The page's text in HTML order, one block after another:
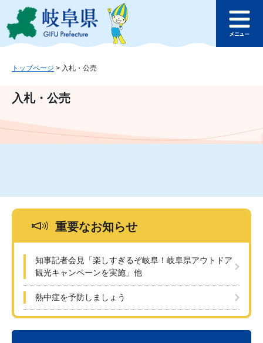
ジ
ュ
文
このページの本文へ
ュ
トップページ > 入札・公売
入札・公売
重要なお知らせ
知事記者会見「楽しすぎるぞ岐阜！岐阜県アウトドア
観光キャンペーンを実施」他
熱中症を予防しましょう